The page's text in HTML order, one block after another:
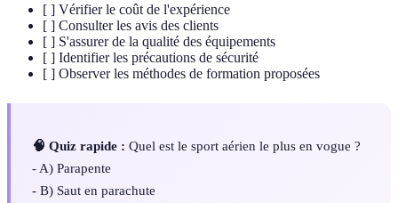
[ ] Vérifier le coût de l'expérience
[ ] Consulter les avis des clients
[ ] S'assurer de la qualité des équipements
[ ] Identifier les précautions de sécurité
[ ] Observer les méthodes de formation proposées
🧠 Quiz rapide : Quel est le sport aérien le plus en vogue ?
- A) Parapente
- B) Saut en parachute